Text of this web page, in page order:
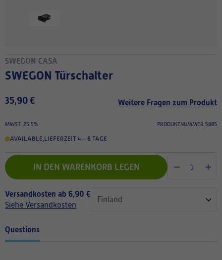
SWEGON CASA
SWEGON Türschalter
35,90 € Weitere Fragen zum Produkt
MWST. 25.5% PRODUKTNUMMER 5885
AVAILABLE LIEFERZEIT 4 - 8 TAGE
IN DEN WARENKORB LEGEN
Versandkosten ab 6,90 €
Siehe Versandkosten
Questions